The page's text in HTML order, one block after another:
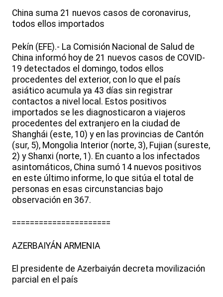
China suma 21 nuevos casos de coronavirus,
todos ellos importados
Pekín (EFE).- La Comisión Nacional de Salud de
China informó hoy de 21 nuevos casos de COVID-
19 detectados el domingo, todos ellos
procedentes del exterior, con lo que el país
asiático acumula ya 43 días sin registrar
contactos a nivel local. Estos positivos
importados se les diagnosticaron a viajeros
procedentes del extranjero en la ciudad de
Shanghái (este, 10) y en las provincias de Cantón
(sur, 5), Mongolia Interior (norte, 3), Fujian (sureste,
2) y Shanxi (norte, 1). En cuanto a los infectados
asintomáticos, China sumó 14 nuevos positivos
en este último informe, lo que sitúa el total de
personas en esas circunstancias bajo
observación en 367.
======================
AZERBAIYÁN ARMENIA
El presidente de Azerbaiyán decreta movilización
parcial en el país